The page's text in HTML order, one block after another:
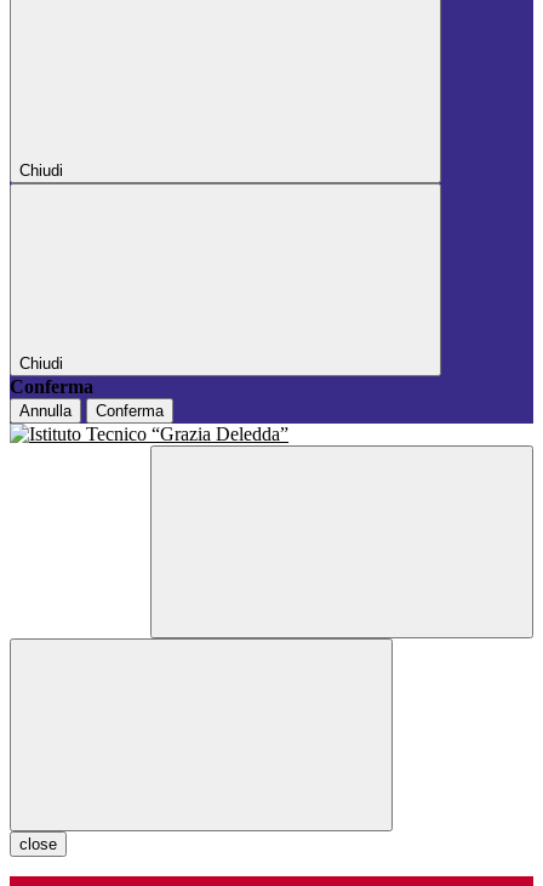
Chiudi
Chiudi
Conferma
Annulla Conferma
close